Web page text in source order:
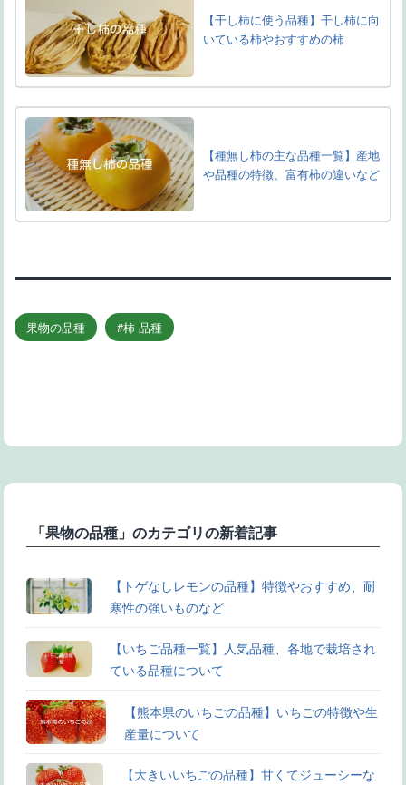
【干し柿に使う品種】干し柿に向
いている柿やおすすめの柿
【種無し柿の主な品種一覧】産地
や品種の特徴、富有柿の違いなど
果物の品種 柿 品種
「果物の品種」のカテゴリの新着記事
【トゲなしレモンの品種】特徴やおすすめ、耐
寒性の強いものなど
【いちご品種一覧】人気品種、各地で栽培され
ている品種について
【熊本県のいちごの品種】いちごの特徴や生
産量について
【大きいいちごの品種】甘くてジューシーな